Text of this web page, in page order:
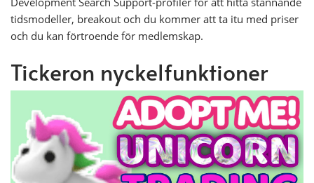
tidsmodeller, breakout och du kommer att ta itu med priser
och du kan förtroende för medlemskap.
Tickeron nyckelfunktioner